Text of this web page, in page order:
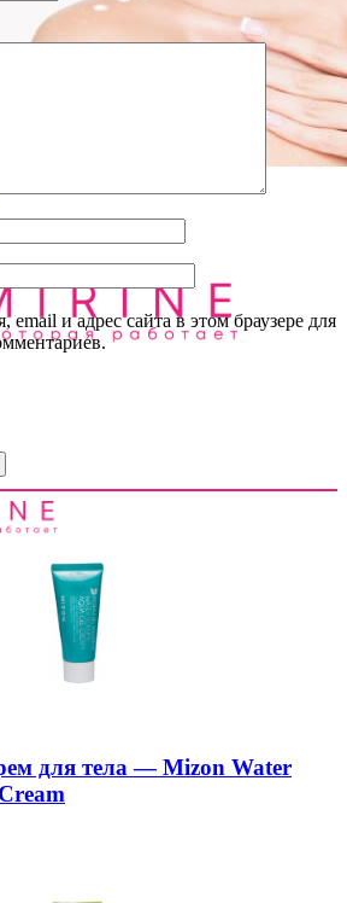
и адрес сайта в этом браузере для
для тела — Mizon Water